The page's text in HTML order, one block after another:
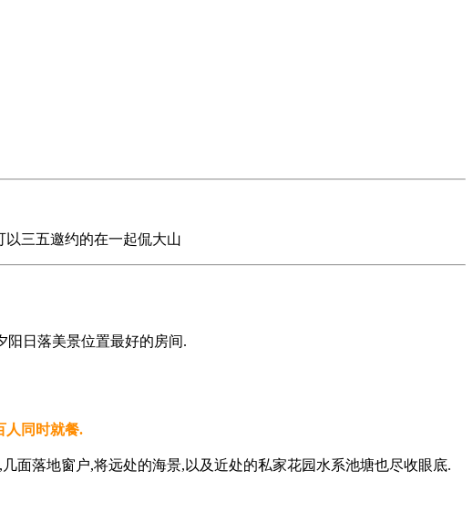
三五邀约的在一起侃大山
阳日落美景位置最好的房间.
人同时就餐.
面落地窗户,将远处的海景,以及近处的私家花园水系池塘也尽收眼底.